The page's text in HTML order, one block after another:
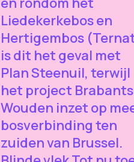
Liedekerkebos en
Hertigembos
is dit het geval met
Plan Steenuil, terwijl
het project
Wouden inzet op
bosverbinding ten
zuiden van Brussel.